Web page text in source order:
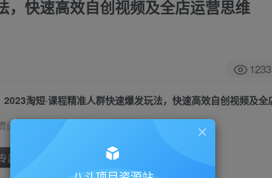
，快速高效自创视频及全店运营思维
1233
阅读，请付费后查看
属资源